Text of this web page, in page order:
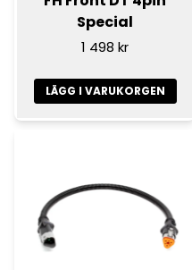
Special
1 498 kr
LÄGG I VARUKORGEN